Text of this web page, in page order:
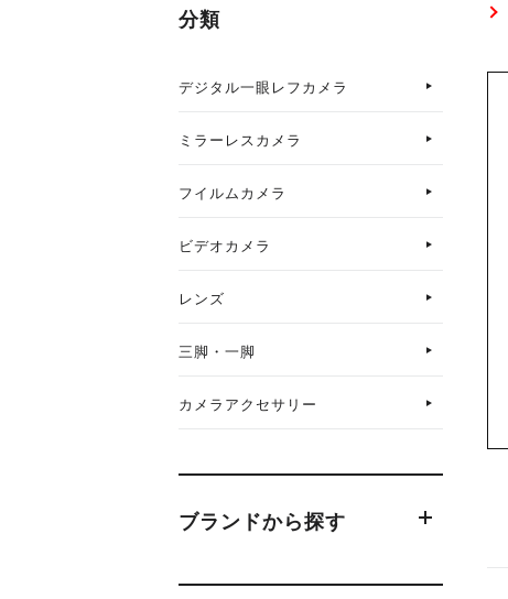
分類
デジタル一眼レフカメラ
ミラーレスカメラ
フイルムカメラ
ビデオカメラ
レンズ
三脚・一脚
カメラアクセサリー
ブランドから探す